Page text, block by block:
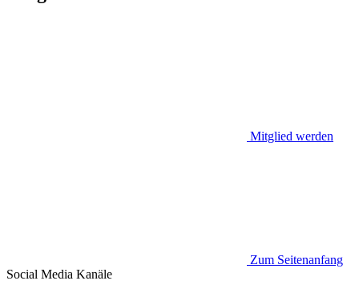
Mitglied werden
Zum Seitenanfang
Social Media Kanäle